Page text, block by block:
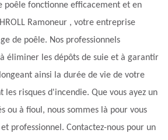
poêle fonctionne efficacement et en
Ramoneur , votre entreprise
de poêle. Nos professionnels
éliminer les dépôts de suie et à garantir
ainsi la durée de vie de votre
les risques d'incendie. Que vous ayez un
ou à fioul, nous sommes là pour vous
professionnel. Contactez-nous pour un